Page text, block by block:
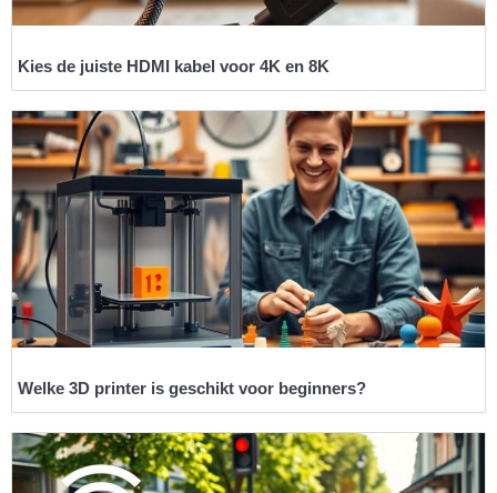
Kies de juiste HDMI kabel voor 4K en 8K
Welke 3D printer is geschikt voor beginners?